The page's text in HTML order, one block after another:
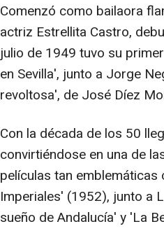
Comenzó como bailaora
actriz Estrellita Castro,
julio de 1949 tuvo su
en Sevilla', junto a Jorge
revoltosa', de José Díez
Con la década de los 50
convirtiéndose en una de
películas tan
Imperiales' (1952), junto a
sueño de Andalucía' y 'La